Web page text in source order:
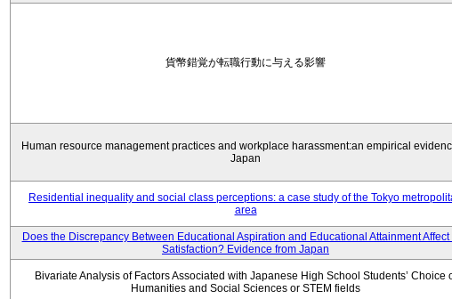
貨幣錯覚が転職行動に与える影響
Human resource management practices and workplace harassment:an empirical
Japan
Residential inequality and social class perceptions: a case study of the Tokyo
area
Does the Discrepancy Between Educational Aspiration and Educational Attainment Affect
Satisfaction? Evidence from Japan
Bivariate Analysis of Factors Associated with Japanese High School Students’ Choice
Humanities and Social Sciences or STEM fields